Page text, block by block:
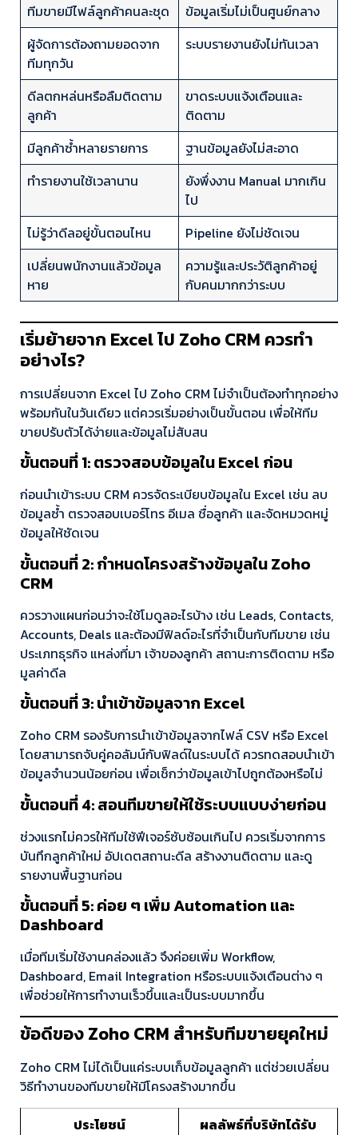
ทีมขายมีไฟล์ลูกค้าคนละชุด
ข้อมูลเริ่มไม่เป็นศูนย์กลาง
ผู้จัดการต้องถามยอดจาก
ทีมทุกวัน
ระบบรายงานยังไม่ทันเวลา
ดีลตกหล่นหรือลืมติดตาม
ลูกค้า
ขาดระบบแจ้งเตือนและ
ติดตาม
มีลูกค้าซ้ำหลายรายการ
ฐานข้อมูลยังไม่สะอาด
ทำรายงานใช้เวลานาน
ยังพึ่งงาน Manual มากเกิน
ไป
ไม่รู้ว่าดีลอยู่ขั้นตอนไหน
Pipeline ยังไม่ชัดเจน
เปลี่ยนพนักงานแล้วข้อมูล
หาย
ความรู้และประวัติลูกค้าอยู่
กับคนมากกว่าระบบ
เริ่มย้ายจาก Excel ไป Zoho CRM ควรทำ
อย่างไร?
การเปลี่ยนจาก Excel ไป Zoho CRM ไม่จำเป็นต้องทำทุกอย่าง
พร้อมกันในวันเดียว แต่ควรเริ่มอย่างเป็นขั้นตอน เพื่อให้ทีม
ขายปรับตัวได้ง่ายและข้อมูลไม่สับสน
ขั้นตอนที่ 1: ตรวจสอบข้อมูลใน Excel ก่อน
ก่อนนำเข้าระบบ CRM ควรจัดระเบียบข้อมูลใน Excel เช่น ลบ
ข้อมูลซ้ำ ตรวจสอบเบอร์โทร อีเมล ชื่อลูกค้า และจัดหมวดหมู่
ข้อมูลให้ชัดเจน
ขั้นตอนที่ 2: กำหนดโครงสร้างข้อมูลใน Zoho
CRM
ควรวางแผนก่อนว่าจะใช้โมดูลอะไรบ้าง เช่น Leads, Contacts,
Accounts, Deals และต้องมีฟิลด์อะไรที่จำเป็นกับทีมขาย เช่น
ประเภทธุรกิจ แหล่งที่มา เจ้าของลูกค้า สถานะการติดตาม หรือ
มูลค่าดีล
ขั้นตอนที่ 3: นำเข้าข้อมูลจาก Excel
Zoho CRM รองรับการนำเข้าข้อมูลจากไฟล์ CSV หรือ Excel
โดยสามารถจับคู่คอลัมน์กับฟิลด์ในระบบได้ ควรทดสอบนำเข้า
ข้อมูลจำนวนน้อยก่อน เพื่อเช็กว่าข้อมูลเข้าไปถูกต้องหรือไม่
ขั้นตอนที่ 4: สอนทีมขายให้ใช้ระบบแบบง่ายก่อน
ช่วงแรกไม่ควรให้ทีมใช้ฟีเจอร์ซับซ้อนเกินไป ควรเริ่มจากการ
บันทึกลูกค้าใหม่ อัปเดตสถานะดีล สร้างงานติดตาม และดู
รายงานพื้นฐานก่อน
ขั้นตอนที่ 5: ค่อย ๆ เพิ่ม Automation และ
Dashboard
เมื่อทีมเริ่มใช้งานคล่องแล้ว จึงค่อยเพิ่ม Workflow,
Dashboard, Email Integration หรือระบบแจ้งเตือนต่าง ๆ
เพื่อช่วยให้การทำงานเร็วขึ้นและเป็นระบบมากขึ้น
ข้อดีของ Zoho CRM สำหรับทีมขายยุคใหม่
Zoho CRM ไม่ได้เป็นแค่ระบบเก็บข้อมูลลูกค้า แต่ช่วยเปลี่ยน
วิธีทำงานของทีมขายให้มีโครงสร้างมากขึ้น
ประโยชน์
ผลลัพธ์ที่บริษัทได้รับ